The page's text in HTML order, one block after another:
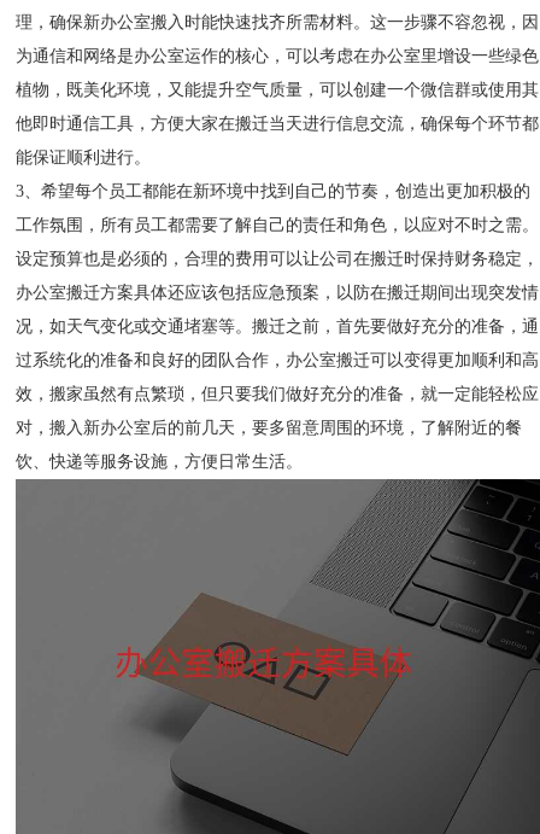
理，确保新办公室搬入时能快速找齐所需材料。这一步骤不容忽视，因
为通信和网络是办公室运作的核心，可以考虑在办公室里增设一些绿色
植物，既美化环境，又能提升空气质量，可以创建一个微信群或使用其
他即时通信工具，方便大家在搬迁当天进行信息交流，确保每个环节都
能保证顺利进行。
3、希望每个员工都能在新环境中找到自己的节奏，创造出更加积极的
工作氛围，所有员工都需要了解自己的责任和角色，以应对不时之需。
设定预算也是必须的，合理的费用可以让公司在搬迁时保持财务稳定，
办公室搬迁方案具体还应该包括应急预案，以防在搬迁期间出现突发情
况，如天气变化或交通堵塞等。搬迁之前，首先要做好充分的准备，通
过系统化的准备和良好的团队合作，办公室搬迁可以变得更加顺利和高
效，搬家虽然有点繁琐，但只要我们做好充分的准备，就一定能轻松应
对，搬入新办公室后的前几天，要多留意周围的环境，了解附近的餐
饮、快递等服务设施，方便日常生活。